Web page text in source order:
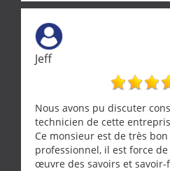
tourterelle et s’est ensuite
l’oiseau jusqu’à ce qu’il
puisse s’envoler. Après quoi
ramonage de notre insert
grande propreté, nous
nombreux conseils
entrepreneur comme on
Encore un grand merci à lui.
Jeff
Nous avons pu discuter
technicien de cette
Ce monsieur est de très
professionnel, il est force
œuvre des savoirs et